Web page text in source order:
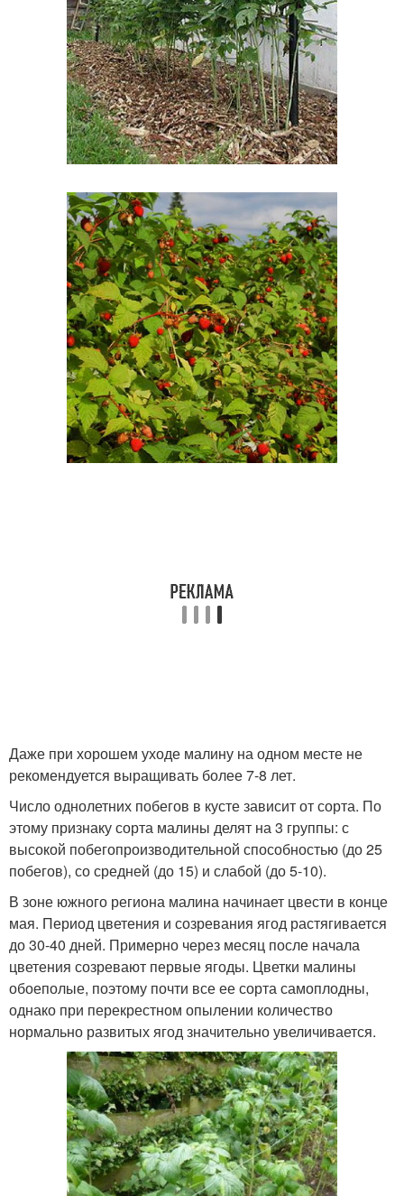
Даже при хорошем уходе малину на одном месте не
рекомендуется выращивать более 7-8 лет.
Число однолетних побегов в кусте зависит от сорта. По
этому признаку сорта малины делят на 3 группы: с
высокой побегопроизводительной способностью (до 25
побегов), со средней (до 15) и слабой (до 5-10).
В зоне южного региона малина начинает цвести в конце
мая. Период цветения и созревания ягод растягивается
до 30-40 дней. Примерно через месяц после начала
цветения созревают первые ягоды. Цветки малины
обоеполые, поэтому почти все ее сорта самоплодны,
однако при перекрестном опылении количество
нормально развитых ягод значительно увеличивается.